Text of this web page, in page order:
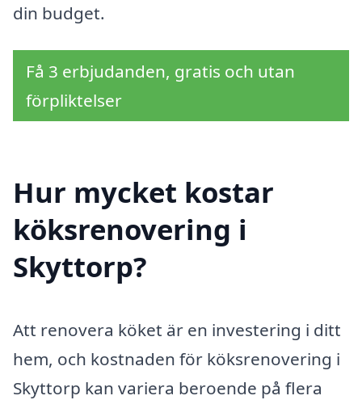
din budget.
Få 3 erbjudanden, gratis och utan
förpliktelser
Hur mycket kostar
köksrenovering i
Skyttorp?
Att renovera köket är en investering i ditt
hem, och kostnaden för köksrenovering i
Skyttorp kan variera beroende på flera